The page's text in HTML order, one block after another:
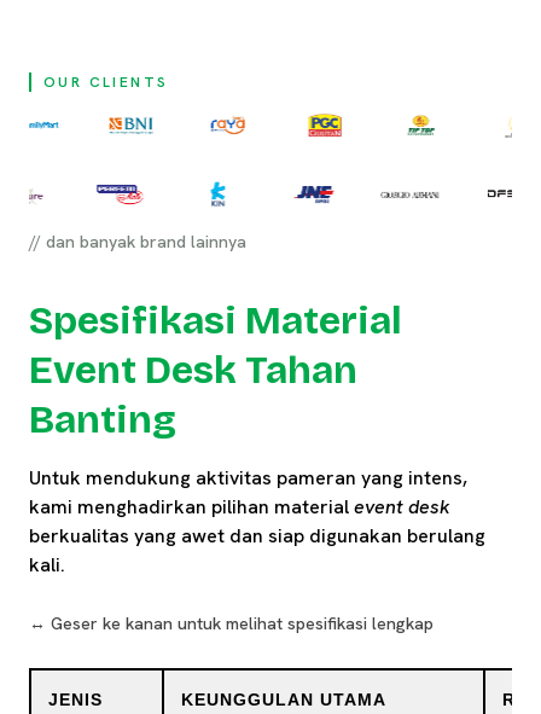
OUR CLIENTS
// dan banyak brand lainnya
Spesifikasi Material
Event Desk Tahan
Banting
Untuk mendukung aktivitas pameran yang intens,
kami menghadirkan pilihan materialevent desk
berkualitas yang awet dan siap digunakan berulang
kali.
↔️ Geser ke kanan untuk melihat spesifikasi lengkap
JENIS
KEUNGGULAN UTAMA